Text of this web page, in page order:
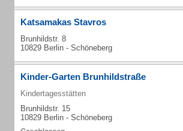
Katsamakas Stavros
Brunhildstr. 8
10829 Berlin - Schöneberg
Kinder-Garten Brunhildstraße
Kindertagesstätten
Brunhildstr. 15
10829 Berlin - Schöneberg